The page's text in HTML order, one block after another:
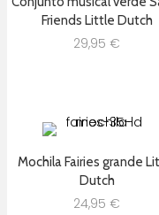
Friends Little Dutch
29,95 €
Mochila Fairies grande
Dutch
24,95 €